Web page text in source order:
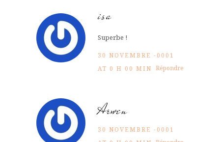
isa
Superbe !
30 NOVEMBRE -0001
AT 0 H 00 MIN Répondre
Arwen
30 NOVEMBRE -0001